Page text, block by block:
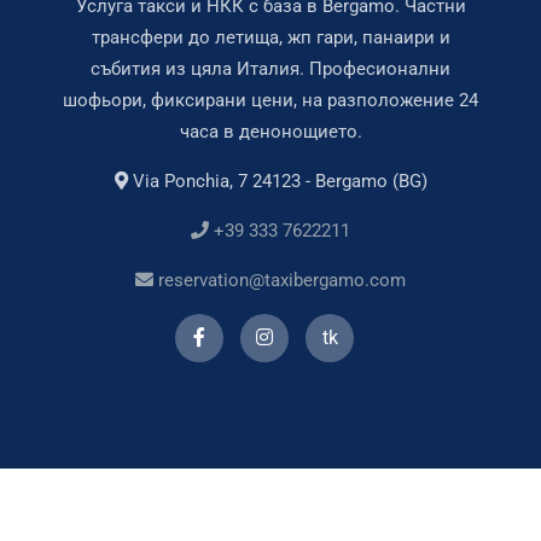
Услуга такси и НКК с база в Bergamo. Частни
трансфери до летища, жп гари, панаири и
събития из цяла Италия. Професионални
шофьори, фиксирани цени, на разположение 24
часа в денонощието.
Via Ponchia, 7 24123 - Bergamo (BG)
+39 333 7622211
reservation@taxibergamo.com
tk